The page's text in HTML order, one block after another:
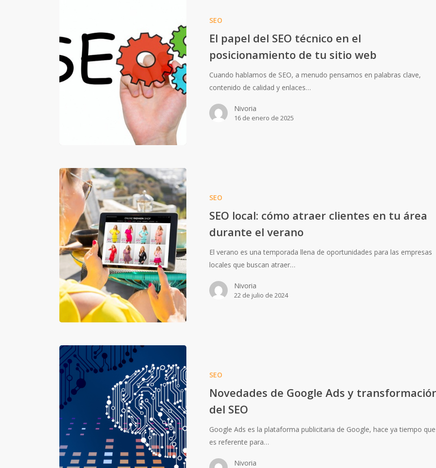
SEO
El papel del SEO técnico en el
posicionamiento de tu sitio web
Cuando hablamos de SEO, a menudo pensamos en palabras clave,
contenido de calidad y enlaces…
Nivoria
16 de enero de 2025
SEO
SEO local: cómo atraer clientes en tu área
durante el verano
El verano es una temporada llena de oportunidades para las empresas
locales que buscan atraer…
Nivoria
22 de julio de 2024
SEO
Novedades de Google Ads y
del SEO
Google Ads es la plataforma publicitaria de Google, hace ya tiempo que
es referente para…
Nivoria